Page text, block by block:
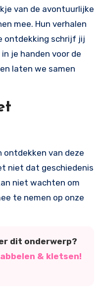
van de avontuurlijke
mee. Hun verhalen
ontdekking schrijf jij
je handen voor de
laten we samen
ontdekken van deze
niet dat geschiedenis
niet wachten om
te nemen op onze
dit onderwerp?
& kletsen!